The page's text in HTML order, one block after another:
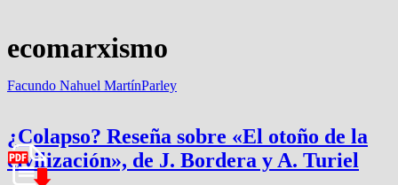
ecomarxismo
Facundo Nahuel MartínParley
¿Colapso? Reseña sobre «El otoño de la
civilización», de J. Bordera y A. Turiel